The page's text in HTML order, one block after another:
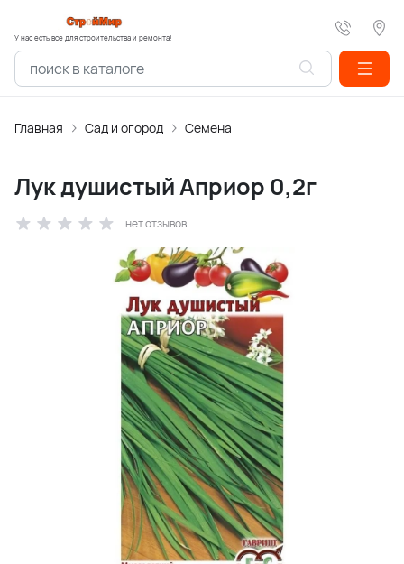
У нас есть все для строительства и ремонта!
Главная Сад и огород Семена
Лук душистый Априор 0,2г
нет отзывов